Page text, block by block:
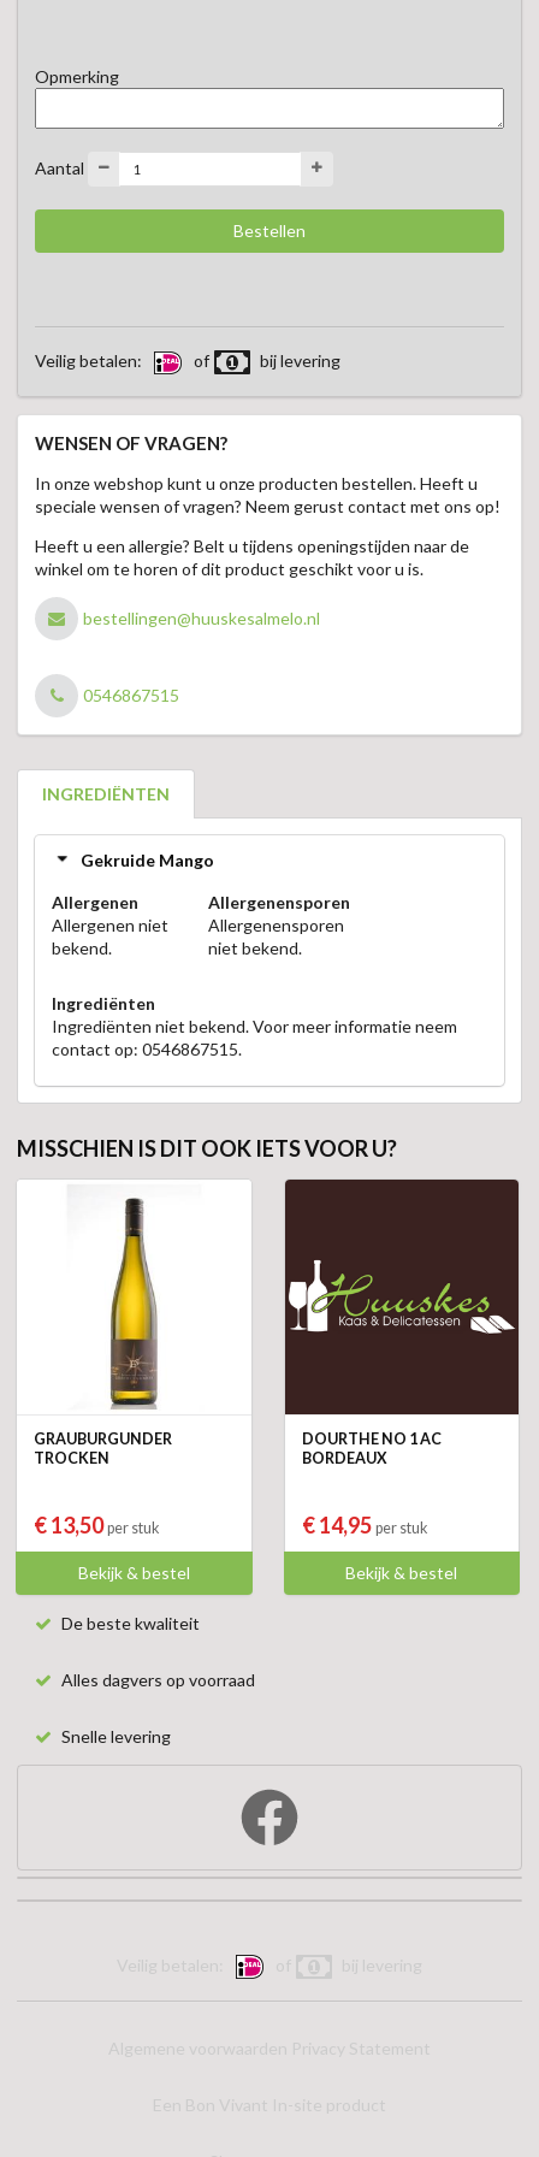
Opmerking
Aantal
Veilig betalen: of bij levering
WENSEN OF VRAGEN?
In onze webshop kunt u onze producten bestellen. Heeft u
speciale wensen of vragen? Neem gerust contact met ons op!
Heeft u een allergie? Belt u tijdens openingstijden naar de
winkel om te horen of dit product geschikt voor u is.
bestellingen@huuskesalmelo.nl
0546867515
INGREDIËNTEN
Gekruide Mango
Allergenen
Allergenen niet
bekend.
Allergenensporen
Allergenensporen
niet bekend.
Ingrediënten
Ingrediënten niet bekend. Voor meer informatie neem
contact op: 0546867515.
MISSCHIEN IS DIT OOK IETS VOOR U?
GRAUBURGUNDER
TROCKEN
€ 13,50per stuk
Bekijk & bestel
DOURTHE NO 1 AC
BORDEAUX
€ 14,95 per stuk
Bekijk & bestel
De beste kwaliteit
Alles dagvers op voorraad
Snelle levering
Veilig betalen: of bij levering
Algemene voorwaarden Privacy Statement
Een Bon Vivant In-site product